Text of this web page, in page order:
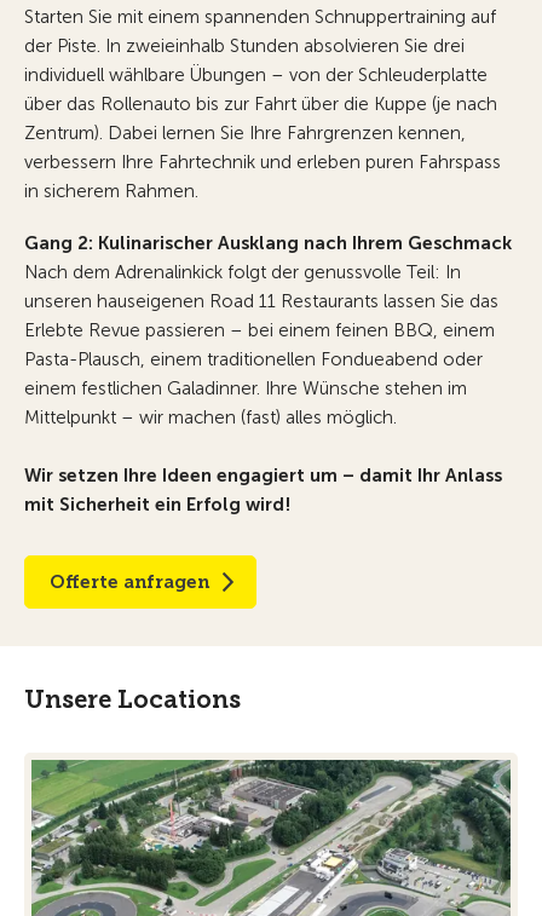
Starten Sie mit einem spannenden Schnuppertraining auf
der Piste. In zweieinhalb Stunden absolvieren Sie drei
individuell wählbare Übungen – von der Schleuderplatte
über das Rollenauto bis zur Fahrt über die Kuppe (je nach
Zentrum). Dabei lernen Sie Ihre Fahrgrenzen kennen,
verbessern Ihre Fahrtechnik und erleben puren Fahrspass
in sicherem Rahmen.
Gang 2: Kulinarischer Ausklang nach Ihrem Geschmack
Nach dem Adrenalinkick folgt der genussvolle Teil: In
unseren hauseigenen Road 11 Restaurants lassen Sie das
Erlebte Revue passieren – bei einem feinen BBQ, einem
Pasta-Plausch, einem traditionellen Fondueabend oder
einem festlichen Galadinner. Ihre Wünsche stehen im
Mittelpunkt – wir machen (fast) alles möglich.
Wir setzen Ihre Ideen engagiert um – damit Ihr Anlass
mit Sicherheit ein Erfolg wird!
Offerte anfragen
Unsere Locations